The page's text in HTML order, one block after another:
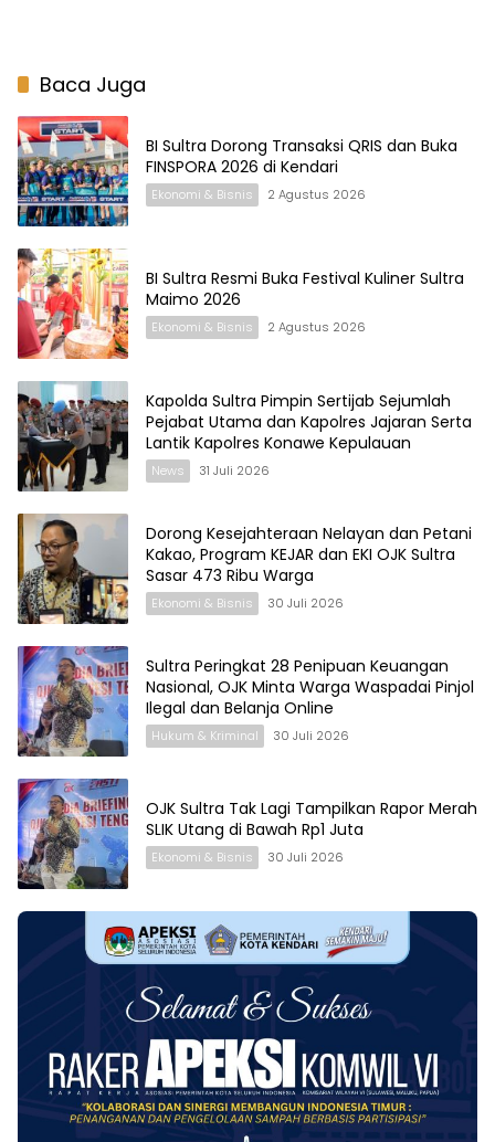
Baca Juga
BI Sultra Dorong Transaksi QRIS dan Buka
FINSPORA 2026 di Kendari
Ekonomi & Bisnis 2 Agustus 2026
BI Sultra Resmi Buka Festival Kuliner Sultra
Maimo 2026
Ekonomi & Bisnis 2 Agustus 2026
Kapolda Sultra Pimpin Sertijab Sejumlah
Pejabat Utama dan Kapolres Jajaran Serta
Lantik Kapolres Konawe Kepulauan
News 31 Juli 2026
Dorong Kesejahteraan Nelayan dan Petani
Kakao, Program KEJAR dan EKI OJK Sultra
Sasar 473 Ribu Warga
Ekonomi & Bisnis 30 Juli 2026
Sultra Peringkat 28 Penipuan Keuangan
Nasional, OJK Minta Warga Waspadai Pinjol
Ilegal dan Belanja Online
Hukum & Kriminal 30 Juli 2026
OJK Sultra Tak Lagi Tampilkan Rapor Merah
SLIK Utang di Bawah Rp1 Juta
Ekonomi & Bisnis 30 Juli 2026